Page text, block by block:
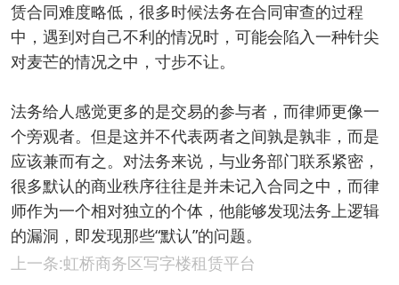
赁合同难度略低，很多时候法务在合同审查的过程
中，遇到对自己不利的情况时，可能会陷入一种针尖
对麦芒的情况之中，寸步不让。
法务给人感觉更多的是交易的参与者，而律师更像一
个旁观者。但是这并不代表两者之间孰是孰非，而是
应该兼而有之。对法务来说，与业务部门联系紧密，
很多默认的商业秩序往往是并未记入合同之中，而律
师作为一个相对独立的个体，他能够发现法务上逻辑
的漏洞，即发现那些“默认”的问题。
上一条:虹桥商务区写字楼租赁平台